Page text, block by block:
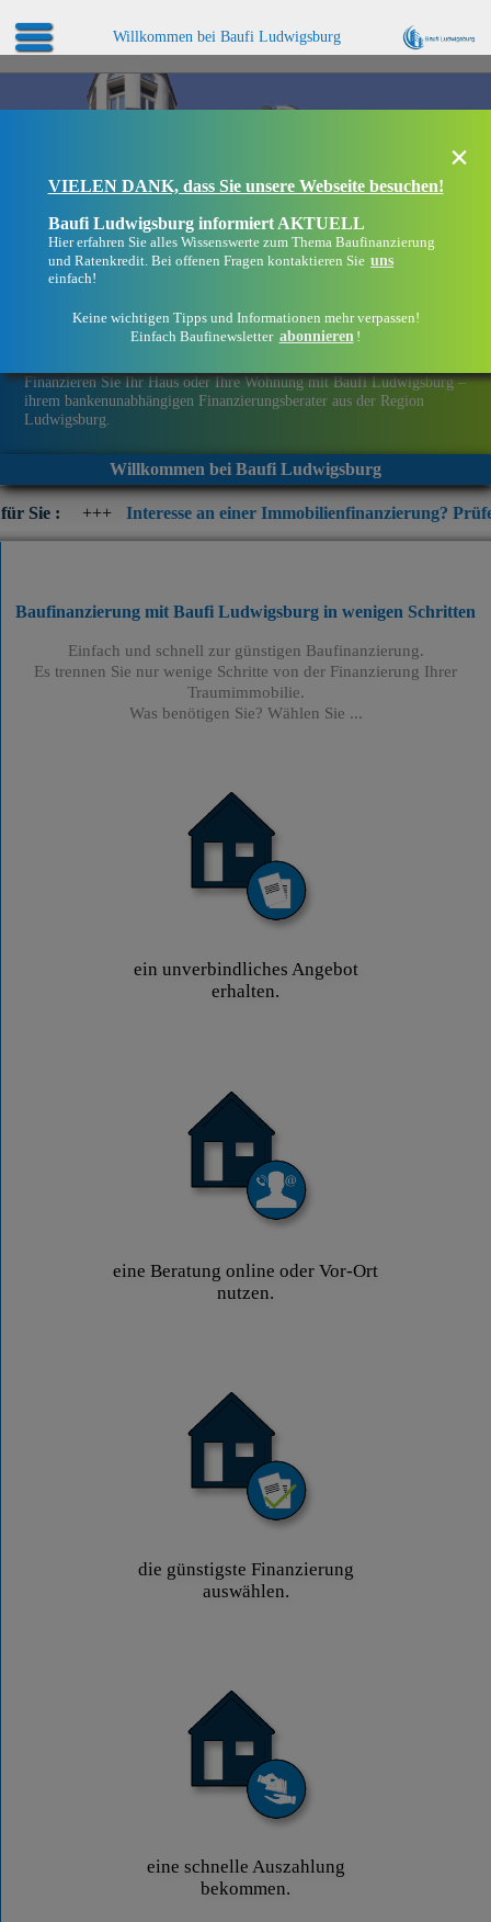
Willkommen bei Baufi Ludwigsburg
Finanzieren Sie Ihr Haus oder Ihre Wohnung mit Baufi Ludwigsburg –
ihrem bankenunabhängigen Finanzierungsberater aus der Region
Ludwigsburg.
Willkommen bei Baufi Ludwigsburg
Interesse an einer Immobilienfinanzierung? Prüfen Sie jetzt
×
VIELEN DANK, dass Sie unsere Webseite besuchen!
Baufi Ludwigsburg informiert AKTUELL
Hier erfahren Sie alles Wissenswerte zum Thema Baufinanzierung
und Ratenkredit. Bei offenen Fragen kontaktieren Sie uns
einfach!
Keine wichtigen Tipps und Informationen mehr verpassen!
Einfach Baufinewsletter abonnieren !
Baufinanzierung mit Baufi Ludwigsburg in wenigen Schritten
Einfach und schnell zur günstigen Baufinanzierung.
Es trennen Sie nur wenige Schritte von der Finanzierung Ihrer
Traumimmobilie.
Was benötigen Sie? Wählen Sie ...
ein unverbindliches Angebot
erhalten.
eine Beratung online oder Vor-Ort
nutzen.
die günstigste Finanzierung
auswählen.
eine schnelle Auszahlung
bekommen.